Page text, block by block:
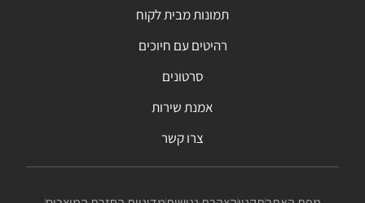
תמונות מבית לקוח
רהיטים עם חיוכים
סרטונים
אמנת שירות
צרו קשר